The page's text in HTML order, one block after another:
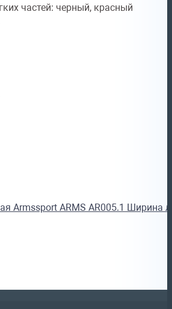
частей: черный, красный
Armssport ARMS AR005.1 Ширина